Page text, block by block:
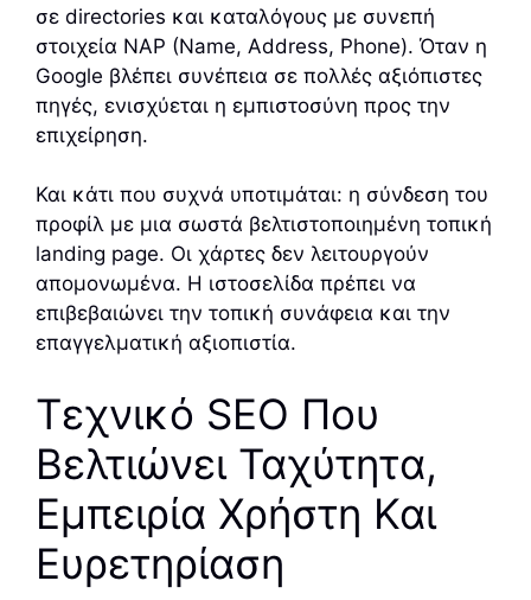
σε directories και καταλόγους με συνεπή
στοιχεία NAP (Name, Address, Phone). Όταν η
Google βλέπει συνέπεια σε πολλές αξιόπιστες
πηγές, ενισχύεται η εμπιστοσύνη προς την
επιχείρηση.
Και κάτι που συχνά υποτιμάται: η σύνδεση του
προφίλ με μια σωστά βελτιστοποιημένη τοπική
landing page. Οι χάρτες δεν λειτουργούν
απομονωμένα. Η ιστοσελίδα πρέπει να
επιβεβαιώνει την τοπική συνάφεια και την
επαγγελματική αξιοπιστία.
Τεχνικό SEO Που
Βελτιώνει Ταχύτητα,
Εμπειρία Χρήστη Και
Ευρετηρίαση